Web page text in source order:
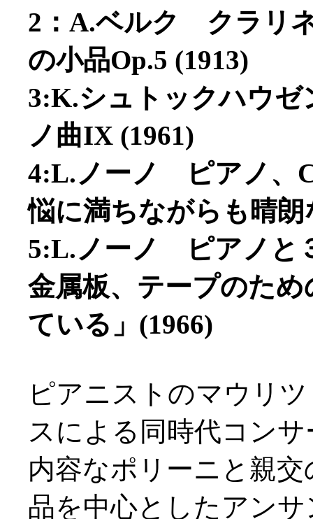
2：A.ベルク クラリ
の小品Op.5 (1913)
3:K.シュトックハウゼ
ノ曲IX (1961)
4:L.ノーノ ピアノ、
悩に満ちながらも晴朗
5:L.ノーノ ピアノと
金属板、テープのた
ている」(1966)
ピアニストのマウリ
スによる同時代コン
内容なポリーニと親
品を中心としたアン